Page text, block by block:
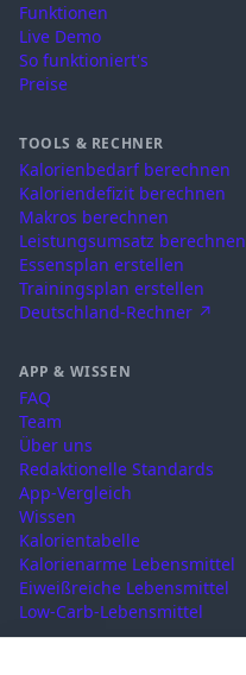
Funktionen
Live Demo
So funktioniert's
Preise
TOOLS & RECHNER
Kalorienbedarf berechnen
Kaloriendefizit berechnen
Makros berechnen
Leistungsumsatz berechnen
Essensplan erstellen
Trainingsplan erstellen
Deutschland-Rechner ↗
APP & WISSEN
FAQ
Team
Über uns
Redaktionelle Standards
App-Vergleich
Wissen
Kalorientabelle
Kalorienarme Lebensmittel
Eiweißreiche Lebensmittel
Low-Carb-Lebensmittel